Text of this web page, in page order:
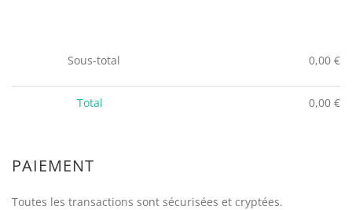
Sous-total 0,00 €
Total 0,00 €
PAIEMENT
Toutes les transactions sont sécurisées et cryptées.